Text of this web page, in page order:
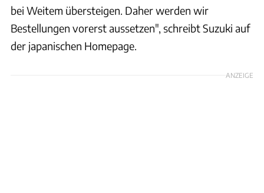
bei Weitem übersteigen. Daher werden wir
Bestellungen vorerst aussetzen", schreibt Suzuki auf
der japanischen Homepage.
ANZEIGE